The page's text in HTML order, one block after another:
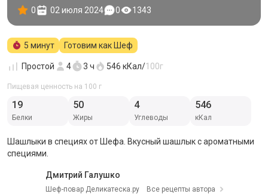
0 02 июля 2024 0 1343
5 минут Готовим как Шеф
Простой 4 3 ч 546 кКал/100г
Пищевая ценность на 100 г
19
Белки
50
Жиры
4
Углеводы
546
кКал
Шашлыки в специях от Шефа. Вкусный шашлык с ароматными
специями.
Дмитрий Галушко
Шеф-повар Деликатеска.ру Все рецепты автора